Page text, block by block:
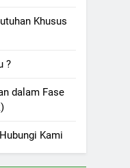
Khusus
?
dalam Fase
Kami